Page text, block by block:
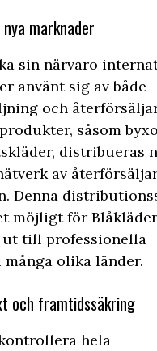
marknader
sin närvaro
använt sig av både
och
såsom
distribueras
av
Denna
möjligt för
ut till professionella
många olika länder.
och framtidssäkring
hela